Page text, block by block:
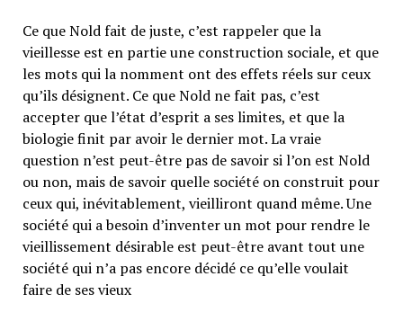
Ce que Nold fait de juste, c’est rappeler que la
vieillesse est en partie une construction sociale, et que
les mots qui la nomment ont des effets réels sur ceux
qu’ils désignent. Ce que Nold ne fait pas, c’est
accepter que l’état d’esprit a ses limites, et que la
biologie finit par avoir le dernier mot. La vraie
question n’est peut-être pas de savoir si l’on est Nold
ou non, mais de savoir quelle société on construit pour
ceux qui, inévitablement, vieilliront quand même. Une
société qui a besoin d’inventer un mot pour rendre le
vieillissement désirable est peut-être avant tout une
société qui n’a pas encore décidé ce qu’elle voulait
faire de ses vieux